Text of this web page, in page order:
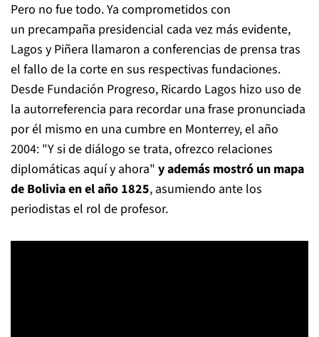
Pero no fue todo. Ya comprometidos con
un precampaña presidencial cada vez más evidente,
Lagos y Piñera llamaron a conferencias de prensa tras
el fallo de la corte en sus respectivas fundaciones.
Desde Fundación Progreso, Ricardo Lagos hizo uso de
la autorreferencia para recordar una frase pronunciada
por él mismo en una cumbre en Monterrey, el año
2004: "Y si de diálogo se trata, ofrezco relaciones
diplomáticas aquí y ahora" y además mostró un mapa
de Bolivia en el año 1825, asumiendo ante los
periodistas el rol de profesor.